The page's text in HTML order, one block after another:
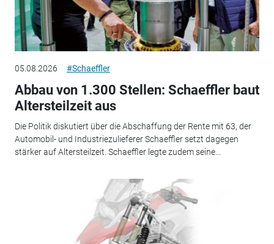
05.08.2026 #Schaeffler
Abbau von 1.300 Stellen: Schaeffler baut
Altersteilzeit aus
Die Politik diskutiert über die Abschaffung der Rente mit 63, der
Automobil- und Industriezulieferer Schaeffler setzt dagegen
stärker auf Altersteilzeit. Schaeffler legte zudem seine...